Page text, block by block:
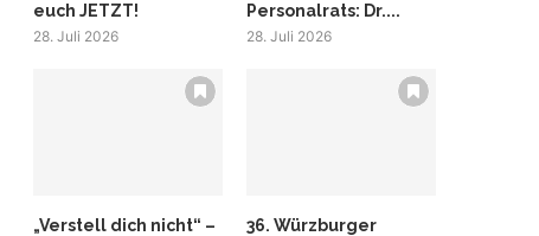
euch JETZT!
28. Juli 2026
Personalrats: Dr....
28. Juli 2026
„Verstell dich nicht“ –
36. Würzburger